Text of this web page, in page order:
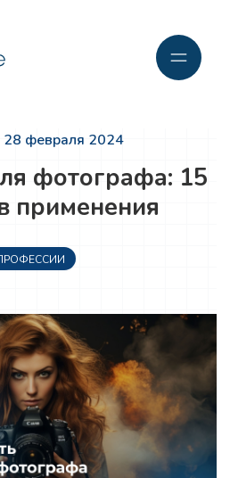
28 февраля 2024
фотографа: 15
применения